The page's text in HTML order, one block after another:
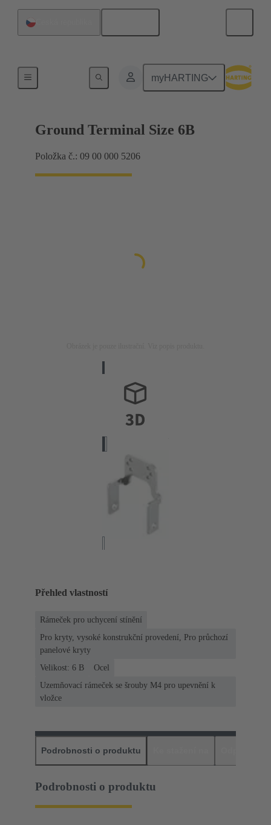
myHARTING
Stínicí rám, upínací rámy
Ground Terminal Size 6B
Položka č.: 09 00 000 5206
Přehled vlastností
Rámeček pro uchycení stínění
Pro kryty, vysoké konstrukční provedení, Pro průchozí
panelové kryty
Velikost: 6 B
Ocel
Uzemňovací rámeček se šrouby M4 pro upevnění k
vložce
Podrobnosti o produktu
Podrobnosti o produktu